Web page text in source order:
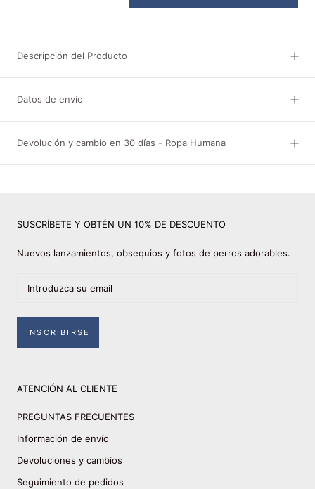
Descripción del Producto
Datos de envío
Devolución y cambio en 30 días - Ropa Humana
SUSCRÍBETE Y OBTÉN UN 10% DE DESCUENTO
Nuevos lanzamientos, obsequios y fotos de perros adorables.
INSCRIBIRSE
ATENCIÓN AL CLIENTE
PREGUNTAS FRECUENTES
Información de envío
Devoluciones y cambios
Seguimiento de pedidos